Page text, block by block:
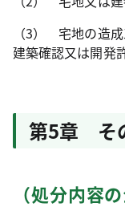
（3） 宅地の造
建築確認又は開発
第5章 そ
（処分内容の